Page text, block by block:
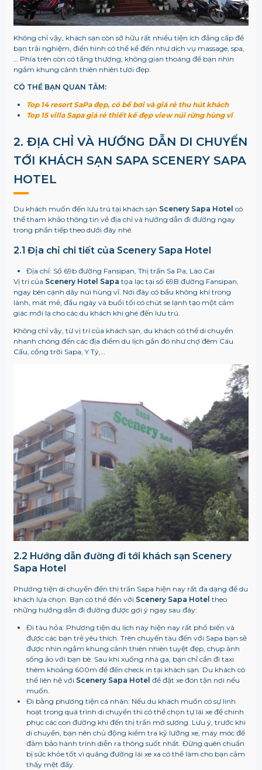
Không chỉ vậy, khách sạn còn sở hữu rất nhiều tiện ích đẳng cấp để
bạn trải nghiệm, điển hình có thể kể đến như dịch vụ massage, spa,
… Phía trên còn có tầng thượng, không gian thoáng để bạn nhìn
ngắm khung cảnh thiên nhiên tươi đẹp.
CÓ THỂ BẠN QUAN TÂM:
Top 14 resort SaPa đẹp, có bể bơi và giá rẻ thu hút khách
Top 15 villa Sapa giá rẻ thiết kế đẹp view núi rừng hùng vĩ
2. ĐỊA CHỈ VÀ HƯỚNG DẪN DI CHUYỂN
TỚI KHÁCH SẠN SAPA SCENERY SAPA
HOTEL
Du khách muốn đến lưu trú tại khách sạn Scenery Sapa Hotel có
thể tham khảo thông tin về địa chỉ và hướng dẫn đi đường ngay
trong phần tiếp theo dưới đây nhé.
2.1 Địa chỉ chi tiết của Scenery Sapa Hotel
Địa chỉ: Số 69b đường Fansipan, Thị trấn Sa Pa, Lào Cai
Vị trí của Scenery Hotel Sapa tọa lạc tại số 69B đường Fansipan,
ngay bên cạnh dãy núi hùng vĩ. Nơi đây có bầu không khí trong
lành, mát mẻ, đầu ngày và buổi tối có chút se lạnh tạo một cảm
giác mới lạ cho các du khách khi ghé đến lưu trú.
Không chỉ vậy, từ vị trí của khách sạn, du khách có thể di chuyển
nhanh chóng đến các địa điểm du lịch gần đó như chợ đêm Cáu
Cấu, cổng trời Sapa, Y Tý,…
2.2 Hướng dẫn đường đi tới khách sạn Scenery
Sapa Hotel
Phương tiện di chuyển đến thị trấn Sapa hiện nay rất đa dạng để du
khách lựa chọn. Bạn có thể đến với Scenery Sapa Hotel theo
những hướng dẫn đi đường được gợi ý ngay sau đây:
Đi tàu hỏa: Phương tiện du lịch này hiện nay rất phổ biến và
được các bạn trẻ yêu thích. Trên chuyến tàu đến với Sapa bạn sẽ
được nhìn ngắm khung cảnh thiên nhiên tuyệt đẹp, chụp ảnh
sống ảo với bạn bè. Sau khi xuống nhà ga, bạn chỉ cần đi taxi
thêm khoảng 600m để đến check in tại khách sạn. Du khách có
thể liên hệ với Scenery Sapa Hotel để đặt xe đón tận nơi nếu
muốn.
Đi bằng phương tiện cá nhân: Nếu du khách muốn có sự linh
hoạt trong quá trình di chuyển thì có thể chọn tự lái xe để chinh
phục các con đường khi đến thị trấn mờ sương. Lưu ý, trước khi
di chuyển, bạn nên chủ động kiểm tra kỹ lưỡng xe, máy móc để
đảm bảo hành trình diễn ra thông suốt nhất. Đừng quên chuẩn
bị sức khỏe tốt vì quãng đường lái xe xa có thể làm cho bạn cảm
thấy mệt đấy.